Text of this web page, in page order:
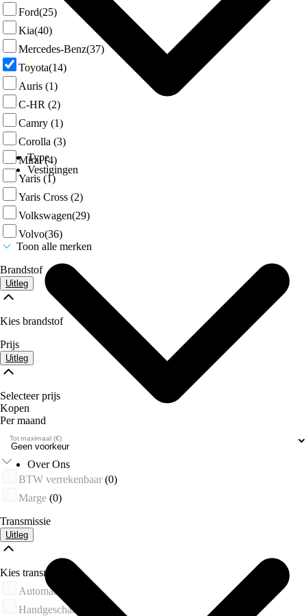
Type
Vestigingen
Over Ons
Ford(25)
Kia(40)
Mercedes-Benz(37)
Toyota(14)
Auris (1)
C-HR (2)
Camry (1)
Corolla (3)
Mirai(4)
Yaris (1)
Yaris Cross (2)
Volkswagen(29)
Volvo(36)
Toon alle merken
Brandstof
Uitleg
Kies brandstof
Prijs
Uitleg
Selecteer prijs
Kopen
Per maand
Tot maximaal (€)
BTW verrekenbaar (0)
Marge (0)
Transmissie
Uitleg
Kies transmissie
Automaat
Handgeschakeld